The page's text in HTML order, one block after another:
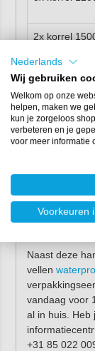
2x korrel
2x korrel
2x korrel
Meer
Naast deze
vellen
vandaag voor
al in huis. Heb
+31 85 022
Nederlands
Wij gebruiken
Welkom op onze
helpen, maken we
kun je zorgeloos
verbeteren en je
voor meer informatie
Voorkeuren